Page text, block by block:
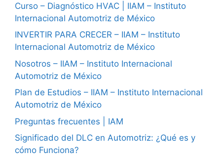
Curso – Diagnóstico HVAC | IIAM – Instituto
Internacional Automotriz de México
INVERTIR PARA CRECER – IIAM – Instituto
Internacional Automotriz de México
Nosotros – IIAM – Instituto Internacional
Automotriz de México
Plan de Estudios – IIAM – Instituto Internacional
Automotriz de México
Preguntas frecuentes | IAM
Significado del DLC en Automotriz: ¿Qué es y
cómo Funciona?